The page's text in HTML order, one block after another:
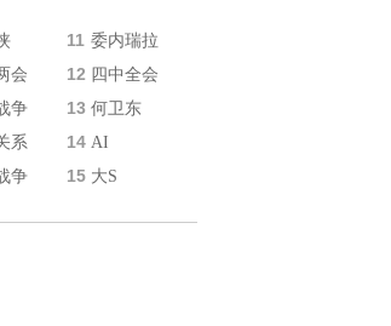
11 委内瑞拉
会 12 四中全会
争 13 何卫东
系 14 AI
争 15 大S